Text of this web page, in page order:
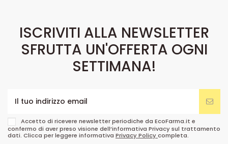
ISCRIVITI ALLA NEWSLETTER
SFRUTTA UN'OFFERTA OGNI
SETTIMANA!
Accetto di ricevere newsletter periodiche da EcoFarma.it e
confermo di aver preso visione dell’informativa Privacy sul trattamento
dati. Clicca per leggere informativa Privacy Policycompleta.